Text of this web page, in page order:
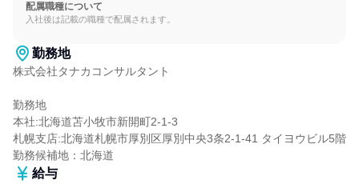
配属職種について
入社後は記載の職種で配属されます。
勤務地
株式会社タナカコンサルタント
勤務地
本社:北海道苫小牧市新開町2-1-3
札幌支店:北海道札幌市厚別区厚別中央3条2-1-41 タイヨウビル5階
勤務候補地：北海道
給与